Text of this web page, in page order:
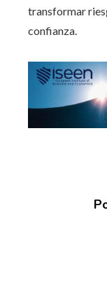
transformar
confianza.